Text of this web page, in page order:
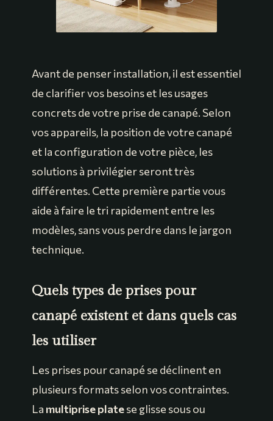
Avant de penser installation, il est essentiel
de clarifier vos besoins et les usages
concrets de votre prise de canapé. Selon
vos appareils, la position de votre canapé
et la configuration de votre pièce, les
solutions à privilégier seront très
différentes. Cette première partie vous
aide à faire le tri rapidement entre les
modèles, sans vous perdre dans le jargon
technique.
Quels types de prises pour
canapé existent et dans quels cas
les utiliser
Les prises pour canapé se déclinent en
plusieurs formats selon vos contraintes.
La multiprise platese glisse sous ou